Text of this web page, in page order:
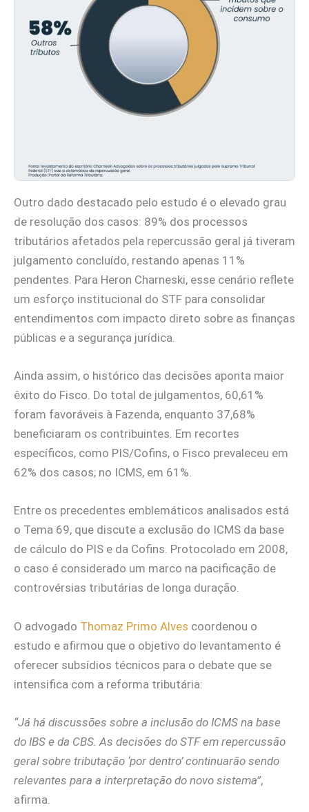
Outro dado destacado pelo estudo é o elevado grau
de resolução dos casos: 89% dos processos
tributários afetados pela repercussão geral já tiveram
julgamento concluído, restando apenas 11%
pendentes. Para Heron Charneski, esse cenário reflete
um esforço institucional do STF para consolidar
entendimentos com impacto direto sobre as finanças
públicas e a segurança jurídica.
Ainda assim, o histórico das decisões aponta maior
êxito do Fisco. Do total de julgamentos, 60,61%
foram favoráveis à Fazenda, enquanto 37,68%
beneficiaram os contribuintes. Em recortes
específicos, como PIS/Cofins, o Fisco prevaleceu em
62% dos casos; no ICMS, em 61%.
Entre os precedentes emblemáticos analisados está
o Tema 69, que discute a exclusão do ICMS da base
de cálculo do PIS e da Cofins. Protocolado em 2008,
o caso é considerado um marco na pacificação de
controvérsias tributárias de longa duração.
O advogado Thomaz Primo Alves coordenou o
estudo e afirmou que o objetivo do levantamento é
oferecer subsídios técnicos para o debate que se
intensifica com a reforma tributária:
“Já há discussões sobre a inclusão do ICMS na base
do IBS e da CBS. As decisões do STF em repercussão
geral sobre tributação ‘por dentro’ continuarão sendo
relevantes para a interpretação do novo sistema”,
afirma.